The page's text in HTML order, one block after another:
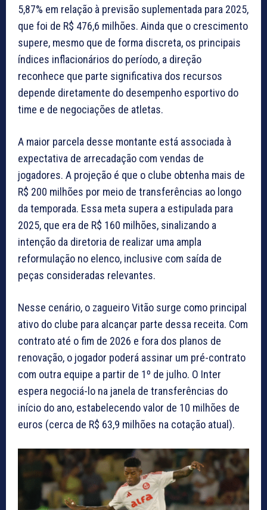
5,87% em relação à previsão suplementada para 2025,
que foi de R$ 476,6 milhões. Ainda que o crescimento
supere, mesmo que de forma discreta, os principais
índices inflacionários do período, a direção
reconhece que parte significativa dos recursos
depende diretamente do desempenho esportivo do
time e de negociações de atletas.
A maior parcela desse montante está associada à
expectativa de arrecadação com vendas de
jogadores. A projeção é que o clube obtenha mais de
R$ 200 milhões por meio de transferências ao longo
da temporada. Essa meta supera a estipulada para
2025, que era de R$ 160 milhões, sinalizando a
intenção da diretoria de realizar uma ampla
reformulação no elenco, inclusive com saída de
peças consideradas relevantes.
Nesse cenário, o zagueiro Vitão surge como principal
ativo do clube para alcançar parte dessa receita. Com
contrato até o fim de 2026 e fora dos planos de
renovação, o jogador poderá assinar um pré-contrato
com outra equipe a partir de 1º de julho. O Inter
espera negociá-lo na janela de transferências do
início do ano, estabelecendo valor de 10 milhões de
euros (cerca de R$ 63,9 milhões na cotação atual).